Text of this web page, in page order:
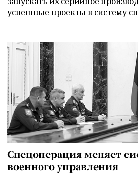
успешные проекты в систему
Спецоперация меняет
военного управления